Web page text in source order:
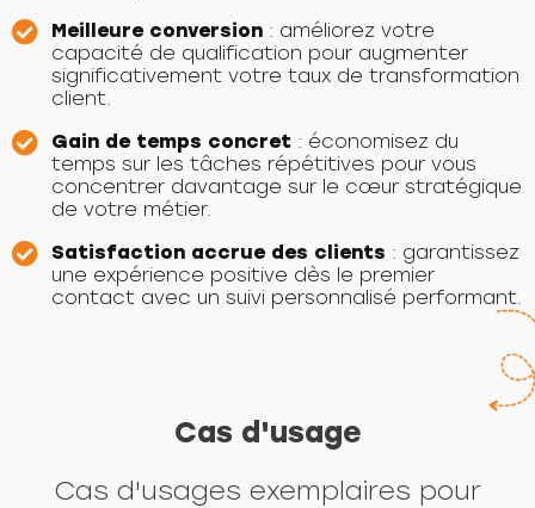
Meilleure conversion: améliorez votre
capacité de qualification pour augmenter
significativement votre taux de transformation
client.
Gain de temps concret: économisez du
temps sur les tâches répétitives pour vous
concentrer davantage sur le cœur stratégique
de votre métier.
Satisfaction accrue des clients : garantissez
une expérience positive dès le premier
contact avec un suivi personnalisé performant.
Cas d'usage
Cas d'usages exemplaires pour